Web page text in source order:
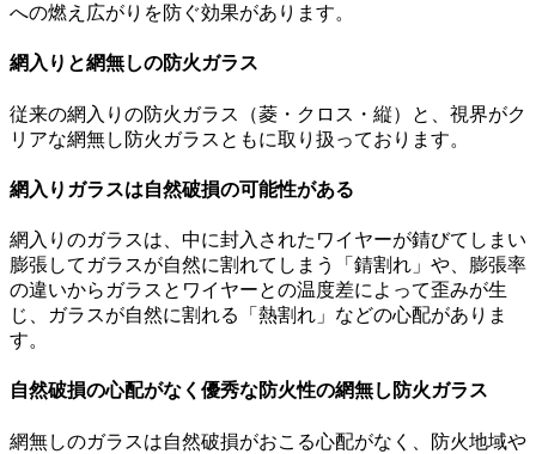
への燃え広がりを防ぐ効果があります。
網入りと網無しの防火ガラス
従来の網入りの防火ガラス（菱・クロス・縦）と、視界がク
リアな網無し防火ガラスともに取り扱っております。
網入りガラスは自然破損の可能性がある
網入りのガラスは、中に封入されたワイヤーが錆びてしまい
膨張してガラスが自然に割れてしまう「錆割れ」や、膨張率
の違いからガラスとワイヤーとの温度差によって歪みが生
じ、ガラスが自然に割れる「熱割れ」などの心配がありま
す。
自然破損の心配がなく優秀な防火性の網無し防火ガラス
網無しのガラスは自然破損がおこる心配がなく、防火地域や